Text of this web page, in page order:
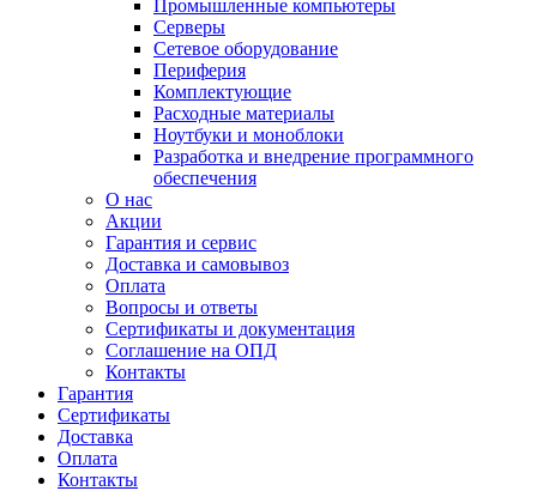
Промышленные компьютеры
Серверы
Сетевое оборудование
Периферия
Комплектующие
Расходные материалы
Ноутбуки и моноблоки
Разработка и внедрение программного
обеспечения
О нас
Акции
Гарантия и сервис
Доставка и самовывоз
Оплата
Вопросы и ответы
Сертификаты и документация
Соглашение на ОПД
Контакты
Гарантия
Сертификаты
Доставка
Оплата
Контакты